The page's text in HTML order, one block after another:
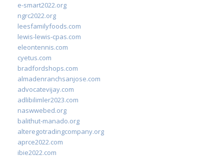
e-smart2022.org
ngrc2022.org
leesfamilyfoods.com
lewis-lewis-cpas.com
eleontennis.com
cyetus.com
bradfordshops.com
almadenranchsanjose.com
advocatevijay.com
adlibilimler2023.com
naswwebed.org
balithut-manado.org
alteregotradingcompany.org
aprce2022.com
ibie2022.com